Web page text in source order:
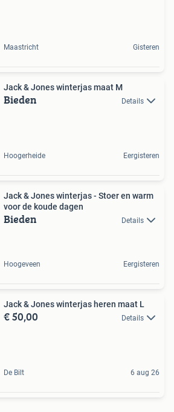
Maastricht Gisteren
Jack & Jones winterjas maat M
Bieden Details
Hoogerheide Eergisteren
Jack & Jones winterjas - Stoer en warm
voor de koude dagen
Bieden Details
Hoogeveen Eergisteren
Jack & Jones winterjas heren maat L
€ 50,00 Details
De Bilt 6 aug 26